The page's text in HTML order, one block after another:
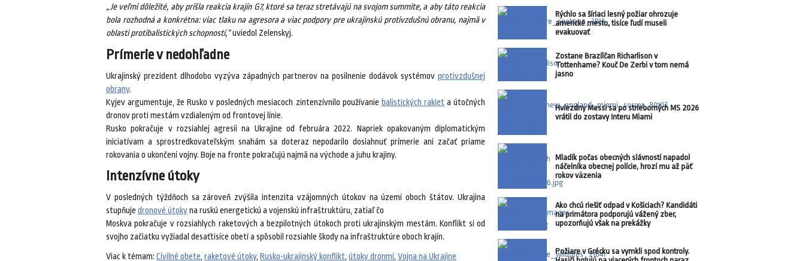
„Je veľmi dôležité, aby prišla reakcia krajín G7, ktoré sa teraz stretávajú na svojom summite, a aby táto reakcia
bola rozhodná a konkrétna: viac tlaku na agresora a viac podpory pre ukrajinskú protivzdušnú obranu, najmä v
oblasti protibalistických schopností,“uviedol Zelenskyj.
Prímerie v nedohľadne
Ukrajinský prezident dlhodobo vyzýva západných partnerov na posilnenie dodávok systémov protivzdušnej
obrany.
Kyjev argumentuje, že Rusko v posledných mesiacoch zintenzívnilo používanie balistických rakieta útočných
dronov proti mestám vzdialeným od frontovej línie.
Rusko pokračuje v rozsiahlej agresii na Ukrajine od februára 2022. Napriek opakovaným diplomatickým
iniciatívam a sprostredkovateľským snahám sa doteraz nepodarilo dosiahnuť prímerie ani začať priame
rokovania o ukončení vojny. Boje na fronte pokračujú najmä na východe a juhu krajiny.
Intenzívne útoky
V posledných týždňoch sa zároveň zvýšila intenzita vzájomných útokov na území oboch štátov. Ukrajina
stupňuje dronové útokyna ruskú energetickú a vojenskú infraštruktúru, zatiaľ čo
Moskva pokračuje v rozsiahlych raketových a bezpilotných útokoch proti ukrajinským mestám. Konflikt si od
svojho začiatku vyžiadal desaťtisíce obetí a spôsobil rozsiahle škody na infraštruktúre oboch krajín.
Viac k témam: Civilné obete, raketové útoky, Rusko-ukrajinský konflikt, útoky dronmi, Vojna na Ukrajine
Rýchlo sa šíriaci lesný požiar ohrozuje
americké mesto, tisíce ľudí museli
evakuovať
Zostane Brazílčan Richarlison v
Tottenhame? Kouč De Zerbi v tom nemá
jasno
Hviezdny Messi sa po strieborných MS 2026
vrátil do zostavy Interu Miami
Mladík počas obecných slávností napadol
náčelníka obecnej polície, hrozí mu až päť
rokov väzenia
Ako chcú riešiť odpad v Košiciach? Kandidáti
na primátora podporujú vážený zber,
upozorňujú však na prekážky
Požiare v Grécku sa vymkli spod kontroly.